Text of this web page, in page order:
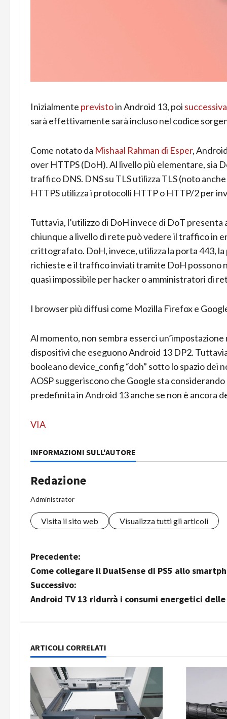
Inizialmente previstoin Android 13, poi
sarà effettivamente sarà incluso nel codice
Come notato da Mishaal Rahman di Esper,
over HTTPS (DoH). Al livello più elementare, sia
traffico DNS. DNS su TLS utilizza TLS (noto
HTTPS utilizza i protocolli HTTP o HTTP/2 per
Tuttavia, l’utilizzo di DoH invece di DoT
chiunque a livello di rete può vedere il traffico in
crittografato. DoH, invece, utilizza la porta 443,
richieste e il traffico inviati tramite DoH possono
quasi impossibile per hacker o amministratori di
I browser più diffusi come Mozilla Firefox e
Al momento, non sembra esserci
dispositivi che eseguono Android 13 DP2.
booleano device_config “doh” sotto lo spazio dei
AOSP suggeriscono che Google sta
predefinita in Android 13 anche se non è ancora
VIA
INFORMAZIONI SULL'AUTORE
Redazione
Administrator
Visita il sito web Visualizza tutti gli articoli
N
a
v
g
a
z
i
Precedente:
Come collegare il DualSense di PS5 allo
Successivo:
Android TV 13 ridurrà i consumi energetici delle
ARTICOLI CORRELATI